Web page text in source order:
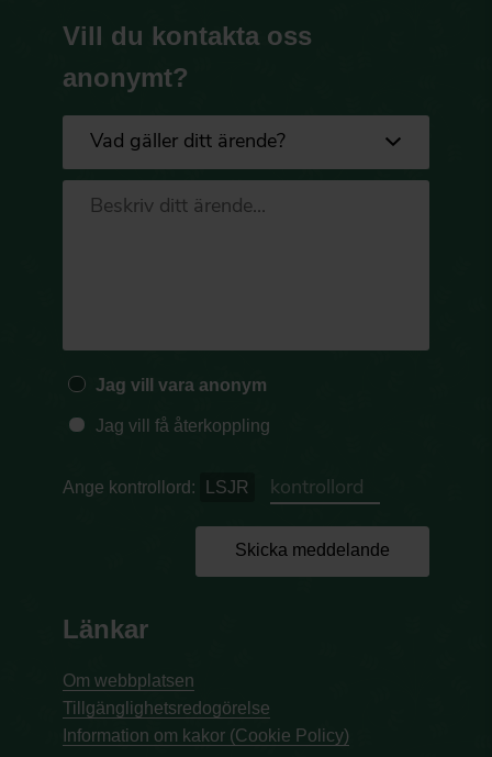
Vill du kontakta oss
anonymt?
Jag vill vara anonym
Jag vill få återkoppling
Ange kontrollord: LSJR
Skicka meddelande
Länkar
Om webbplatsen
Tillgänglighetsredogörelse
Information om kakor (Cookie Policy)